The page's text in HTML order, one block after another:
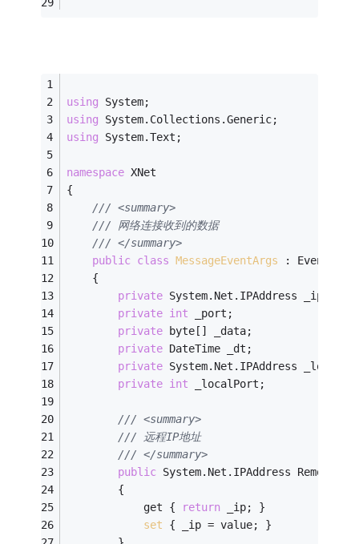
using System;
using System.Collections.Generic;
using System.Text;
namespace XNet
{
/// <summary>
/// 网络连接收到的数据
/// </summary>
public class MessageEventArgs :
EventArgs
    {
private System.Net.IPAddress _ip;
private int _port;
private byte[] _data;
private DateTime _dt;
private System.Net.IPAddress
private int _localPort;
/// <summary>
/// 远程IP地址
/// </summary>
public System.Net.IPAddress RemoteIP
        {
            get {
return _ip; }
set { _ip = value; }